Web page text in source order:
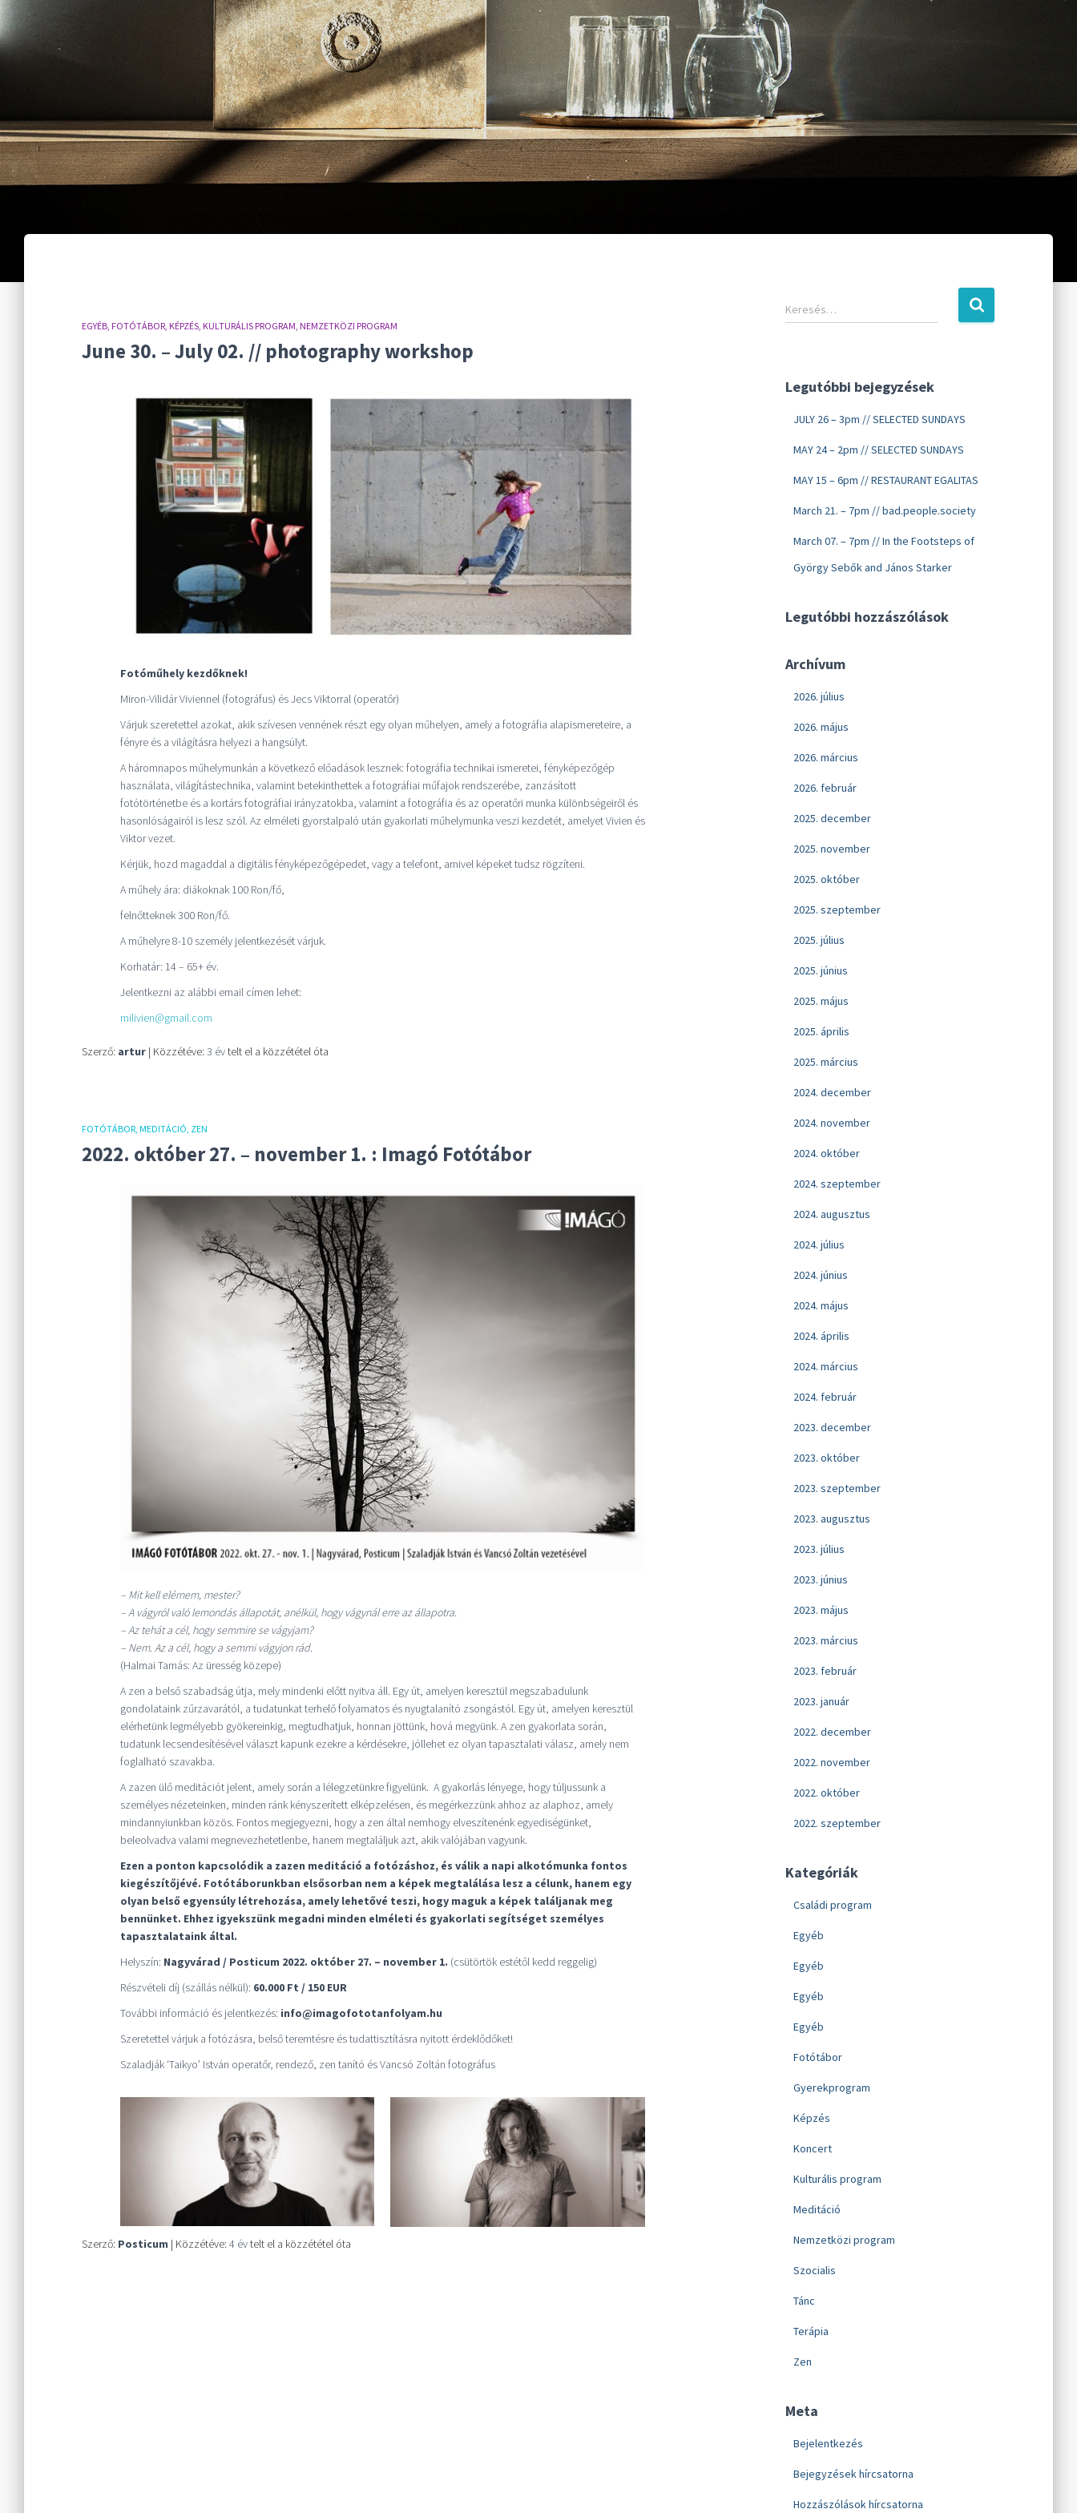
EGYÉB FOTÓTÁBOR KÉPZÉS KULTURÁLIS PROGRAM NEMZETKÖZI PROGRAM
June 30. – July 02. // photography workshop
Fotóműhely kezdőknek!
Miron-Vilidár Viviennel (fotográfus) és Jecs Viktorral (operatőr)
Várjuk szeretettel azokat, akik szívesen vennének részt egy olyan műhelyen, amely a fotográfia alapismereteire, a
fényre és a világításra helyezi a hangsúlyt.
A háromnapos műhelymunkán a következő előadások lesznek: fotográfia technikai ismeretei, fényképezőgép
használata, világítástechnika, valamint betekinthettek a fotográfiai műfajok rendszerébe, zanzásított
fotótörténetbe és a kortárs fotográfiai irányzatokba, valamint a fotográfia és az operatőri munka különbségeiről és
hasonlóságairól is lesz szól. Az elméleti gyorstalpaló után gyakorlati műhelymunka veszi kezdetét, amelyet Vivien és
Viktor vezet.
Kérjük, hozd magaddal a digitális fényképezőgépedet, vagy a telefont, amivel képeket tudsz rögzíteni.
A műhely ára: diákoknak 100 Ron/fő,
felnőtteknek 300 Ron/fő.
A műhelyre 8-10 személy jelentkezését várjuk.
Korhatár: 14 – 65+ év.
Jelentkezni az alábbi email címen lehet:
milivien@gmail.com
Szerző: artur | Közzétéve: 3 évtelt el a közzététel óta
FOTÓTÁBOR MEDITÁCIÓ ZEN
2022. október 27. – november 1. : Imagó Fotótábor
– Mit kell elérnem, mester?
– A vágyról való lemondás állapotát, anélkül, hogy vágynál erre az állapotra.
– Az tehát a cél, hogy semmire se vágyjam?
– Nem. Az a cél, hogy a semmi vágyjon rád.
(Halmai Tamás: Az üresség közepe)
A zen a belső szabadság útja, mely mindenki előtt nyitva áll. Egy út, amelyen keresztül megszabadulunk
gondolataink zűrzavarától, a tudatunkat terhelő folyamatos és nyugtalanító zsongástól. Egy út, amelyen keresztül
elérhetünk legmélyebb gyökereinkig, megtudhatjuk, honnan jöttünk, hová megyünk. A zen gyakorlata során,
tudatunk lecsendesítésével választ kapunk ezekre a kérdésekre, jóllehet ez olyan tapasztalati válasz, amely nem
foglalható szavakba.
A zazen ülő meditációt jelent, amely során a lélegzetünkre figyelünk. A gyakorlás lényege, hogy túljussunk a
személyes nézeteinken, minden ránk kényszerített elképzelésen, és megérkezzünk ahhoz az alaphoz, amely
mindannyiunkban közös. Fontos megjegyezni, hogy a zen által nemhogy elveszítenénk egyediségünket,
beleolvadva valami megnevezhetetlenbe, hanem megtaláljuk azt, akik valójában vagyunk.
Ezen a ponton kapcsolódik a zazen meditáció a fotózáshoz, és válik a napi alkotómunka fontos
kiegészítőjévé. Fotótáborunkban elsősorban nem a képek megtalálása lesz a célunk, hanem egy
olyan belső egyensúly létrehozása, amely lehetővé teszi, hogy maguk a képek találjanak meg
bennünket. Ehhez igyekszünk megadni minden elméleti és gyakorlati segítséget személyes
tapasztalataink által.
Helyszín: Nagyvárad / Posticum 2022. október 27. – november 1. (csütörtök estétől kedd reggelig)
Részvételi díj (szállás nélkül): 60.000 Ft / 150 EUR
További információ és jelentkezés: info@imagofototanfolyam.hu
Szeretettel várjuk a fotózásra, belső teremtésre és tudattisztításra nyitott érdeklődőket!
Szaladják ‘Taikyo’ István operatőr, rendező, zen tanító és Vancsó Zoltán fotográfus
Szerző: Posticum | Közzétéve: 4 évtelt el a közzététel óta
Keresés…
Legutóbbi bejegyzések
JULY 26 – 3pm // SELECTED SUNDAYS
MAY 24 – 2pm // SELECTED SUNDAYS
MAY 15 – 6pm // RESTAURANT EGALITAS
March 21. – 7pm // bad.people.society
March 07. – 7pm // In the Footsteps of
György Sebők and János Starker
Legutóbbi hozzászólások
Archívum
2026. július
2026. május
2026. március
2026. február
2025. december
2025. november
2025. október
2025. szeptember
2025. július
2025. június
2025. május
2025. április
2025. március
2024. december
2024. november
2024. október
2024. szeptember
2024. augusztus
2024. július
2024. június
2024. május
2024. április
2024. március
2024. február
2023. december
2023. október
2023. szeptember
2023. augusztus
2023. július
2023. június
2023. május
2023. március
2023. február
2023. január
2022. december
2022. november
2022. október
2022. szeptember
Kategóriák
Családi program
Egyéb
Egyéb
Egyéb
Egyéb
Fotótábor
Gyerekprogram
Képzés
Koncert
Kulturális program
Meditáció
Nemzetközi program
Szocialis
Tánc
Terápia
Zen
Meta
Bejelentkezés
Bejegyzések hírcsatorna
Hozzászólások hírcsatorna